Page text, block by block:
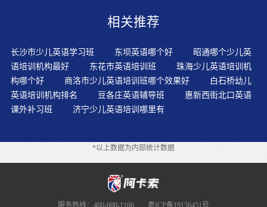
相关推荐
长沙市少儿英语学习班 东坝英语哪个好
昭通哪个少儿英
语培训机构最好
东花市英语培训班
珠海少儿英语培训机
构哪个好
商洛市少儿英语培训班哪个效果好
白石桥幼儿
英语培训机构排名
豆各庄英语辅导班
惠新西街北口英语
课外补习班
济宁少儿英语培训哪里有
*以上数据为内部统计数据
服务热线：400-600-1166 粤ICP备19156451号